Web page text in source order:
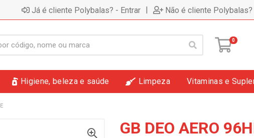
Já é cliente Polybalas? - Entrar | Não é cliente
0
Higiene, beleza e saúde Limpeza Vitaminas e
GB DEO AERO